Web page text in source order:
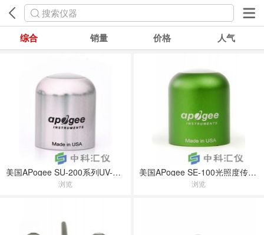
搜索仪器
综合 销量 价格 人气
美国APogee SU-200系列UV-A传感器
浏览
美国APogee SE-100光照度传感器
浏览